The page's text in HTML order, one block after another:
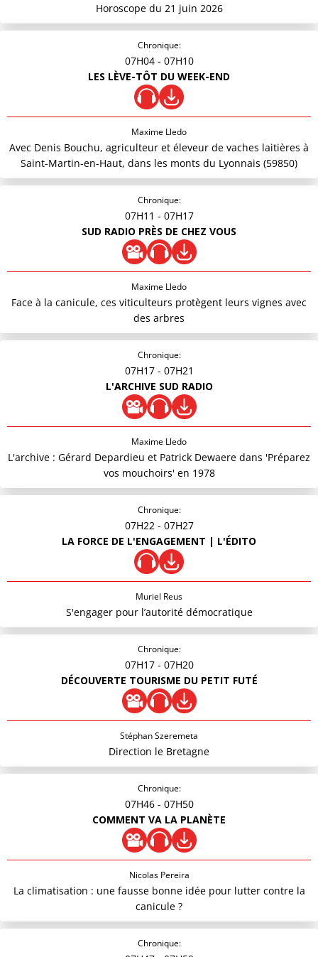
Horoscope du 21 juin 2026
Chronique:
07H04 - 07H10
LES LÈVE-TÔT DU WEEK-END
Maxime Lledo
Avec Denis Bouchu, agriculteur et éleveur de vaches laitières à
Saint-Martin-en-Haut, dans les monts du Lyonnais (59850)
Chronique:
07H11 - 07H17
SUD RADIO PRÈS DE CHEZ VOUS
Maxime Lledo
Face à la canicule, ces viticulteurs protègent leurs vignes avec
des arbres
Chronique:
07H17 - 07H21
L'ARCHIVE SUD RADIO
Maxime Lledo
L'archive : Gérard Depardieu et Patrick Dewaere dans 'Préparez
vos mouchoirs' en 1978
Chronique:
07H22 - 07H27
LA FORCE DE L'ENGAGEMENT | L'ÉDITO
Muriel Reus
S'engager pour l’autorité démocratique
Chronique:
07H17 - 07H20
DÉCOUVERTE TOURISME DU PETIT FUTÉ
Stéphan Szeremeta
Direction le Bretagne
Chronique:
07H46 - 07H50
COMMENT VA LA PLANÈTE
Nicolas Pereira
La climatisation : une fausse bonne idée pour lutter contre la
canicule ?
Chronique: